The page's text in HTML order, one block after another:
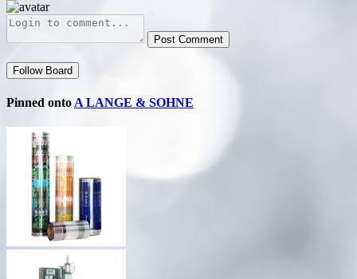
Post Comment
Follow Board
Pinned onto A LANGE & SOHNE